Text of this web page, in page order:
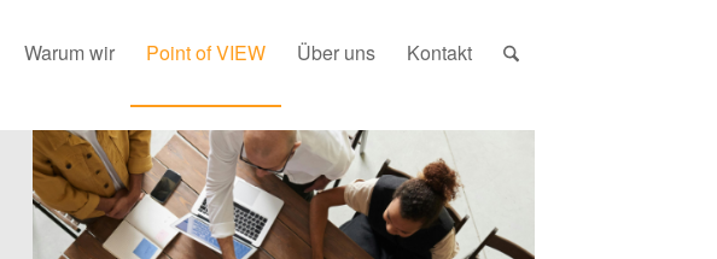
Warum wir Point of VIEW Über uns Kontakt